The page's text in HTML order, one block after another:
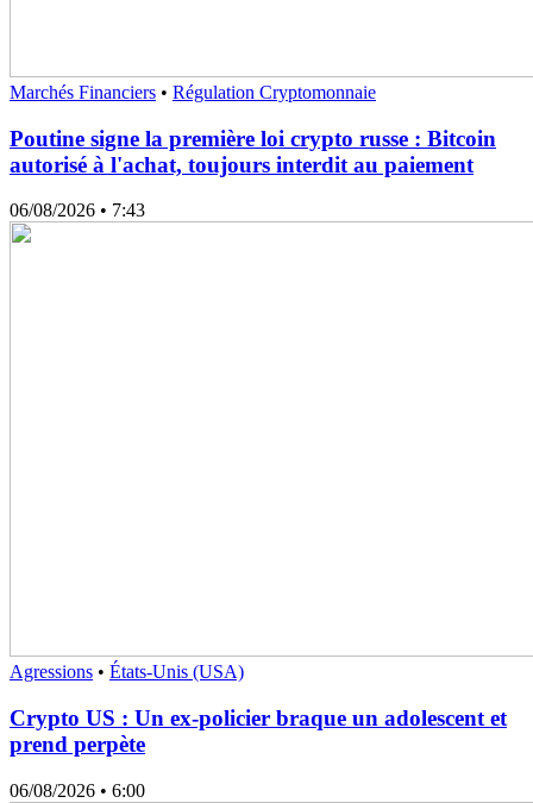
Marchés Financiers • Régulation Cryptomonnaie
Poutine signe la première loi crypto russe : Bitcoin
autorisé à l'achat, toujours interdit au paiement
06/08/2026 • 7:43
Agressions • États-Unis (USA)
Crypto US : Un ex-policier braque un adolescent et
prend perpète
06/08/2026 • 6:00